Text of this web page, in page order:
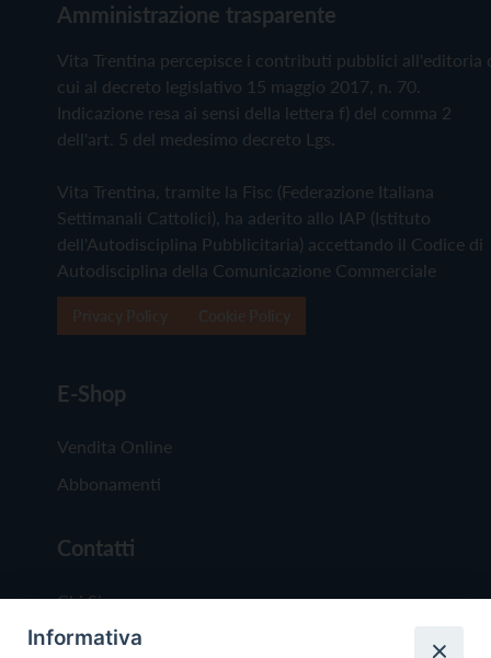
Amministrazione trasparente
Vita Trentina percepisce i contributi pubblici all'editoria
cui al decreto legislativo 15 maggio 2017, n. 70.
Indicazione resa ai sensi della lettera f) del comma 2
dell'art. 5 del medesimo decreto Lgs.
Vita Trentina, tramite la Fisc (Federazione Italiana
Settimanali Cattolici), ha aderito allo IAP (Istituto
dell'Autodisciplina Pubblicitaria) accettando il Codice di
Autodisciplina della Comunicazione Commerciale
E-Shop
Vendita Online
Abbonamenti
Contatti
Chi Siamo
Redazione
Informativa